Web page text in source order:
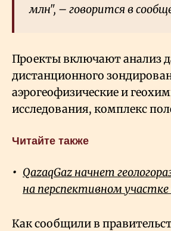
млн", – говорится в
Проекты включают анализ
дистанционного
аэрогеофизические и
исследования, комплекс
Читайте также
QazaqGaz начнет
на перспективном участке
Как сообщили в